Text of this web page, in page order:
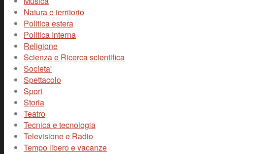
Natura e territorio
Politica estera
Politica Interna
Religione
Scienza e Ricerca scientifica
Societa'
Spettacolo
Sport
Storia
Teatro
Tecnica e tecnologia
Televisione e Radio
Tempo libero e vacanze